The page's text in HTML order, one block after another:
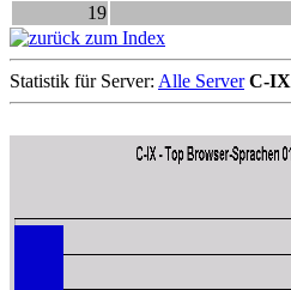
19
Statistik für Server: Alle Server C-IX